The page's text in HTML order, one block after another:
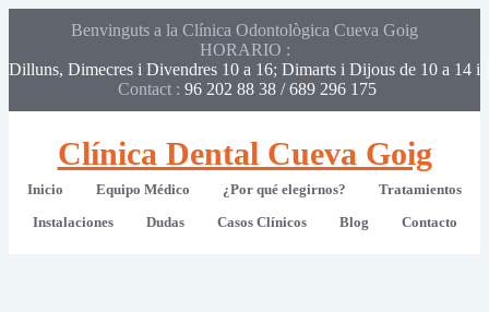
Benvinguts a la Clínica Odontològica Cueva Goig
HORARIO :
Dilluns, Dimecres i Divendres 10 a 16; Dimarts i Dijous de 10 a 14 i
Contact : 96 202 88 38 / 689 296 175
Clínica Dental Cueva Goig
Inicio Equipo Médico ¿Por qué elegirnos?
Tratamientos
Instalaciones
Dudas Casos Clínicos Blog Contacto